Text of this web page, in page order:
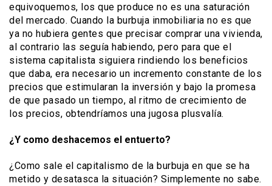
equivoquemos, los que produce no es una saturación
del mercado. Cuando la burbuja inmobiliaria no es que
ya no hubiera gentes que precisar comprar una vivienda,
al contrario las seguía habiendo, pero para que el
sistema capitalista siguiera rindiendo los beneficios
que daba, era necesario un incremento constante de los
precios que estimularan la inversión y bajo la promesa
de que pasado un tiempo, al ritmo de crecimiento de
los precios, obtendríamos una jugosa plusvalía.
¿Y como deshacemos el entuerto?
¿Como sale el capitalismo de la burbuja en que se ha
metido y desatasca la situación? Simplemente no sabe.